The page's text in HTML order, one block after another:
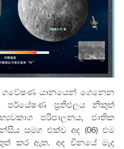
ගවේෂණ යානයෙන් ගෙනෙන
පර්යේෂණ ප්‍රතිඵලය නිකුත්
පරිපාලනය, ජාතික
සමග එක්ව අද (06) එම
කර ඇත. අද චීනයේ මැද